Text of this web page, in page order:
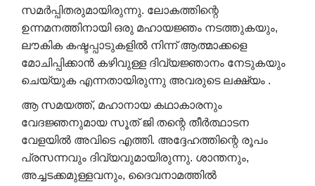
സമർപ്പിതരുമായിരുന്നു. ലോകത്തിന്റെ
ഉന്നമനത്തിനായി ഒരു മഹായജ്ഞം നടത്തുകയും,
ലൗകിക കഷ്ടപ്പാടുകളിൽ നിന്ന് ആത്മാക്കളെ
മോചിപ്പിക്കാൻ കഴിവുള്ള ദിവ്യജ്ഞാനം നേടുകയും
ചെയ്യുക എന്നതായിരുന്നു അവരുടെ ലക്ഷ്യം .
ആ സമയത്ത്, മഹാനായ കഥാകാരനും
വേദജ്ഞനുമായ സൂത് ജി തന്റെ തീർത്ഥാടന
വേളയിൽ അവിടെ എത്തി. അദ്ദേഹത്തിന്റെ രൂപം
പ്രസന്നവും ദിവ്യവുമായിരുന്നു. ശാന്തനും,
അച്ചടക്കമുള്ളവനും, ദൈവനാമത്തിൽ